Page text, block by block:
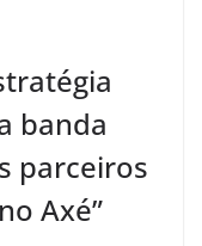
banda
parceiros
Axé”